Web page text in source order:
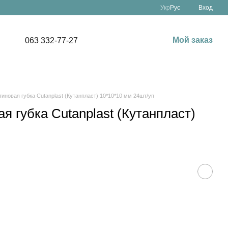
Укр Рус Вход
063 332-77-27 Мой заказ
губка Cutanplast (Кутанпласт) 10*10*10 мм 24шт/уп
губка Cutanplast (Кутанпласт)